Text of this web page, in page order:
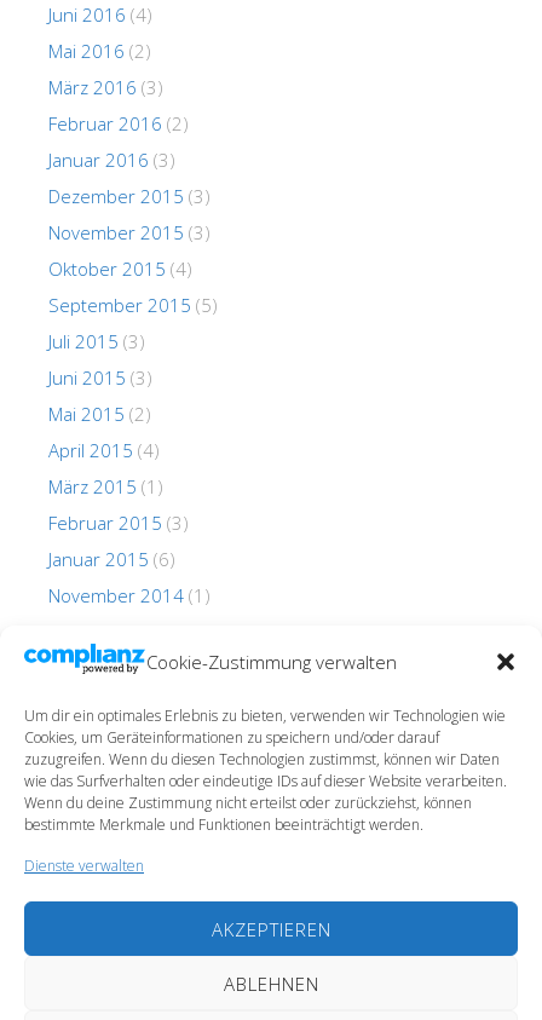
Cookie-Zustimmung verwalten
Um dir ein optimales Erlebnis zu bieten, verwenden wir Technologien wie
Cookies, um Geräteinformationen zu speichern und/oder darauf
zuzugreifen. Wenn du diesen Technologien zustimmst, können wir Daten
wie das Surfverhalten oder eindeutige IDs auf dieser Website verarbeiten.
Wenn du deine Zustimmung nicht erteilst oder zurückziehst, können
bestimmte Merkmale und Funktionen beeinträchtigt werden.
Dienste verwalten
AKZEPTIEREN
ABLEHNEN
Juni 2016 (4)
Mai 2016 (2)
März 2016 (3)
Februar 2016 (2)
Januar 2016 (3)
Dezember 2015 (3)
November 2015 (3)
Oktober 2015 (4)
September 2015 (5)
Juli 2015 (3)
Juni 2015 (3)
Mai 2015 (2)
April 2015 (4)
März 2015 (1)
Februar 2015 (3)
Januar 2015 (6)
November 2014 (1)
Impressum
Cookie-Richtlinie (EU)